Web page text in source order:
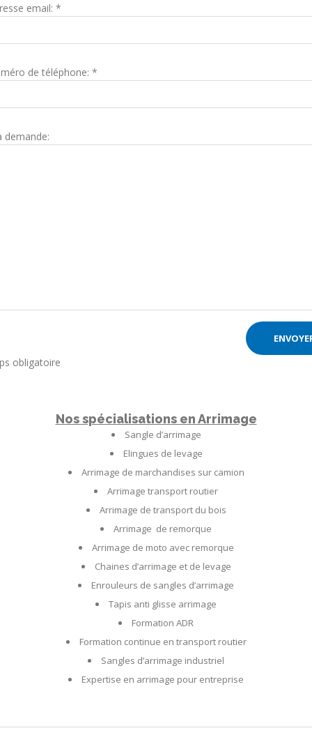
email: *
de téléphone: *
demande:
obligatoire
Nos spécialisations en Arrimage
Sangle d’arrimage
Elingues de levage
Arrimage de marchandises sur camion
Arrimage transport routier
Arrimage de transport du bois
Arrimage de remorque
Arrimage de moto avec remorque
Chaines d’arrimage et de levage
Enrouleurs de sangles d’arrimage
Tapis anti glisse arrimage
Formation ADR
Formation continue en transport routier
Sangles d’arrimage industriel
Expertise en arrimage pour entreprise